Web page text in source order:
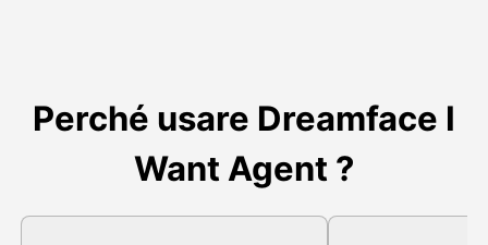
Perché usare Dreamface I
Want Agent ?